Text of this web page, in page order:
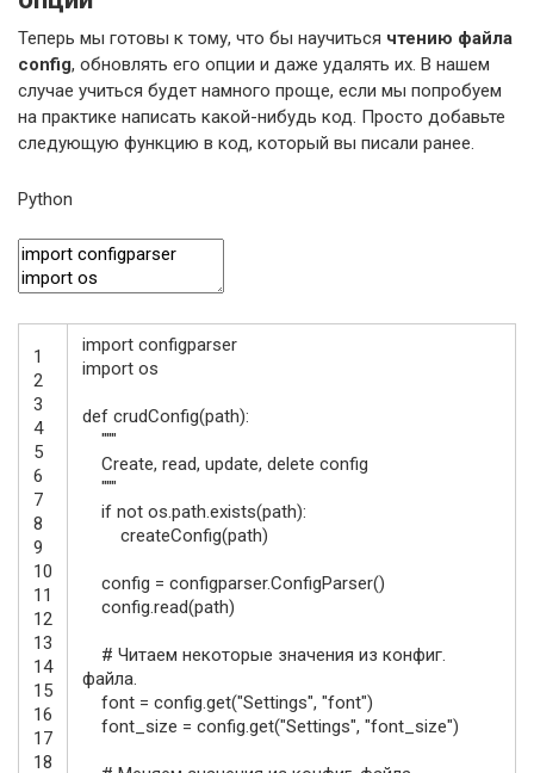
Теперь мы готовы к тому, что бы научиться чтению файла
config, обновлять его опции и даже удалять их. В нашем
случае учиться будет намного проще, если мы попробуем
на практике написать какой-нибудь код. Просто добавьте
следующую функцию в код, который вы писали ранее.
Python
1
2
3
4
5
6
7
8
9
10
11
12
13
14
15
16
17
18
import configparser
import os
def crudConfig(path):
"""
Create, read, update, delete config
"""
if not os.path.exists(path):
createConfig(path)
config = configparser.ConfigParser()
config.read(path)
# Читаем некоторые значения из конфиг.
файла.
font = config.get("Settings", "font")
font_size = config.get("Settings", "font_size")